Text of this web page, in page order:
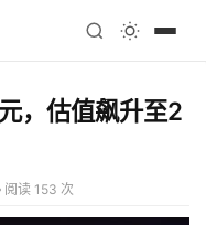
，估值飙升至2
阅读 153 次